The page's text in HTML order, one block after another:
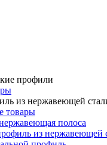
профили
из нержавеющей
товары
полоса
из нержавеющей